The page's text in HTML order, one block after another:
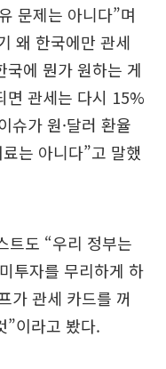
문제는 아니다”며
왜 한국에만 관세
에 뭔가 원하는 게
면 관세는 다시 15%
슈가 원·달러 환율
는 아니다”고 말했
트도 “우리 정부는
투자를 무리하게 하
가 관세 카드를 꺼
”이라고 봤다.